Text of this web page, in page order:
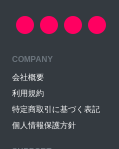
COMPANY
会社概要
利用規約
特定商取引に基づく表記
個人情報保護方針